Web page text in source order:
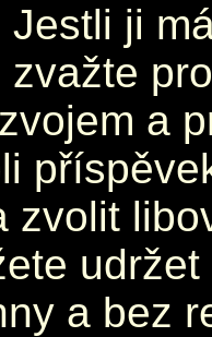
Jestli ji
zvažte
a
zvolit
a bez